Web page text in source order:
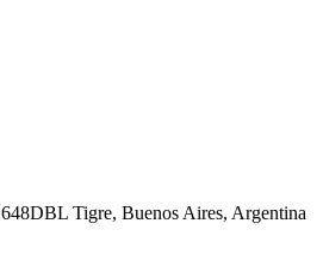
Tigre, Buenos Aires, Argentina